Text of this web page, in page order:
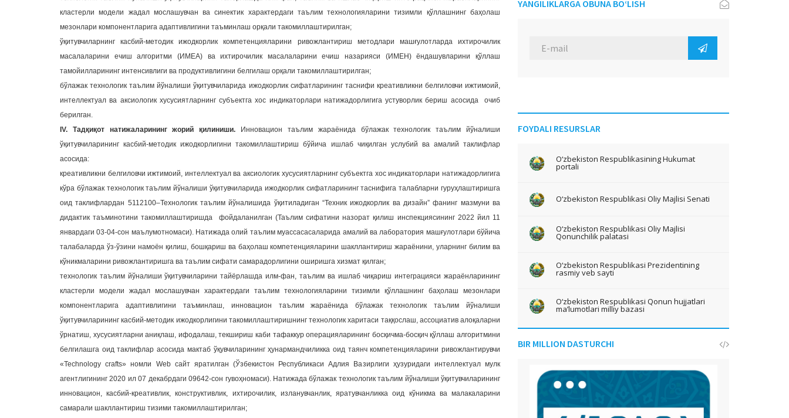
кластерли модели жадал мослашувчан ва синектик характердаги таълим технологияларини тизимли қўллашнинг баҳолаш
мезонлари компонентларига адаптивлигини таъминлаш орқали такомиллаштирилган;
ўқитувчиларнинг касбий-методик ижодкорлик компетенцияларини ривожлантириш методлари машғулотларда ихтирочилик
масалаларини ечиш алгоритми (ИМЕА) ва ихтирочилик масалаларини ечиш назарияси (ИМЕН) ёндашувларини қўллаш
тамойилларининг интенсивлиги ва продуктивлигини белгилаш орқали такомиллаштирилган;
бўлажак технологик таълим йўналиши ўқитувчиларида ижодкорлик сифатларининг таснифи креативликни белгиловчи ижтимоий,
интеллектуал ва аксиологик хусусиятларнинг субъектга хос индикаторлари натижадорлигига устуворлик бериш асосида очиб
берилган.
IV. Тадқиқот натижаларининг жорий қилиниши.
Инновацион таълим жараёнида бўлажак технологик таълим йўналиши
ўқитувчиларининг касбий-методик ижодкорлигини такомиллаштириш бўйича ишлаб чиқилган услубий ва амалий таклифлар
асосида:
креативликни белгиловчи ижтимоий, интеллектуал ва аксиологик хусусиятларнинг субъектга хос индикаторлари натижадорлигига
кўра бўлажак технологик таълим йўналиши ўқитувчиларида ижодкорлик сифатларининг таснифига талабларни гуруҳлаштиришга
оид таклифлардан 5112100–Технологик таълим йўналишида ўқитиладиган “Техник ижодкорлик ва дизайн” фанинг мазмуни ва
дидактик таъминотини такомиллаштиришда фойдаланилган (Таълим сифатини назорат қилиш инспекциясининг 2022 йил 11
январдаги 03-04-сон маълумотномаси). Натижада олий таълим муассасасаларида амалий ва лаборатория машғулотлари бўйича
талабаларда ўз-ўзини намоён қилиш, бошқариш ва баҳолаш компетенцияларини шакллантириш жараёнини, уларнинг билим ва
кўникмаларини ривожлантиришга ва таълим сифати самарадорлигини оширишга хизмат қилган;
технологик таълим йўналиши ўқитувчиларини тайёрлашда илм-фан, таълим ва ишлаб чиқариш интеграцияси жараёнларининг
кластерли модели жадал мослашувчан характердаги таълим технологияларини тизимли қўллашнинг баҳолаш мезонлари
компонентларига адаптивлигини таъминлаш, инновацион таълим жараёнида бўлажак технологик таълим йўналиши
ўқитувчиларининг касбий-методик ижодкорлигини такомиллаштиришнинг технологик харитаси таққослаш, ассоциатив алоқаларни
ўрнатиш, хусусиятларни аниқлаш, ифодалаш, текшириш каби тафаккур операцияларининг босқичма-босқич қўллаш алгоритмини
белгилашга оид таклифлар асосида мактаб ўқувчиларининг ҳунармандчиликка оид таянч компетенцияларини ривожлантирувчи
«Technology crafts» номли Web сайт яратилган (Ўзбекистон Республикаси Адлия Вазирлиги ҳузуридаги интеллектуал мулк
агентлигининг 2020 ил 07 декабрдаги 09642-сон гувоҳномаси). Натижада бўлажак технологик таълим йўналиши ўқитувчиларининг
инновацион, касбий-креативлик, конструктивлик, ихтирочилик, изланувчанлик, яратувчанликка оид кўникма ва малакаларини
самарали шакллантириш тизими такомиллаштирилган;
YANGILIKLARGA OBUNA BO‘LISH
FOYDALI RESURSLAR
O‘zbekiston Respublikasining Hukumat
portali
O‘zbekiston Respublikasi Oliy Majlisi Senati
O‘zbekiston Respublikasi Oliy Majlisi
Qonunchilik palatasi
O‘zbekiston Respublikasi Prezidentining
rasmiy veb sayti
O‘zbekiston Respublikasi Qonun hujjatlari
ma’lumotlari milliy bazasi
BIR MILLION DASTURCHI